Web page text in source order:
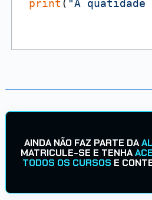
print ( "A quatidade
AINDA NÃO FAZ PARTE DA
MATRICULE-SE E TENHA
TODOS OS CURSOS E